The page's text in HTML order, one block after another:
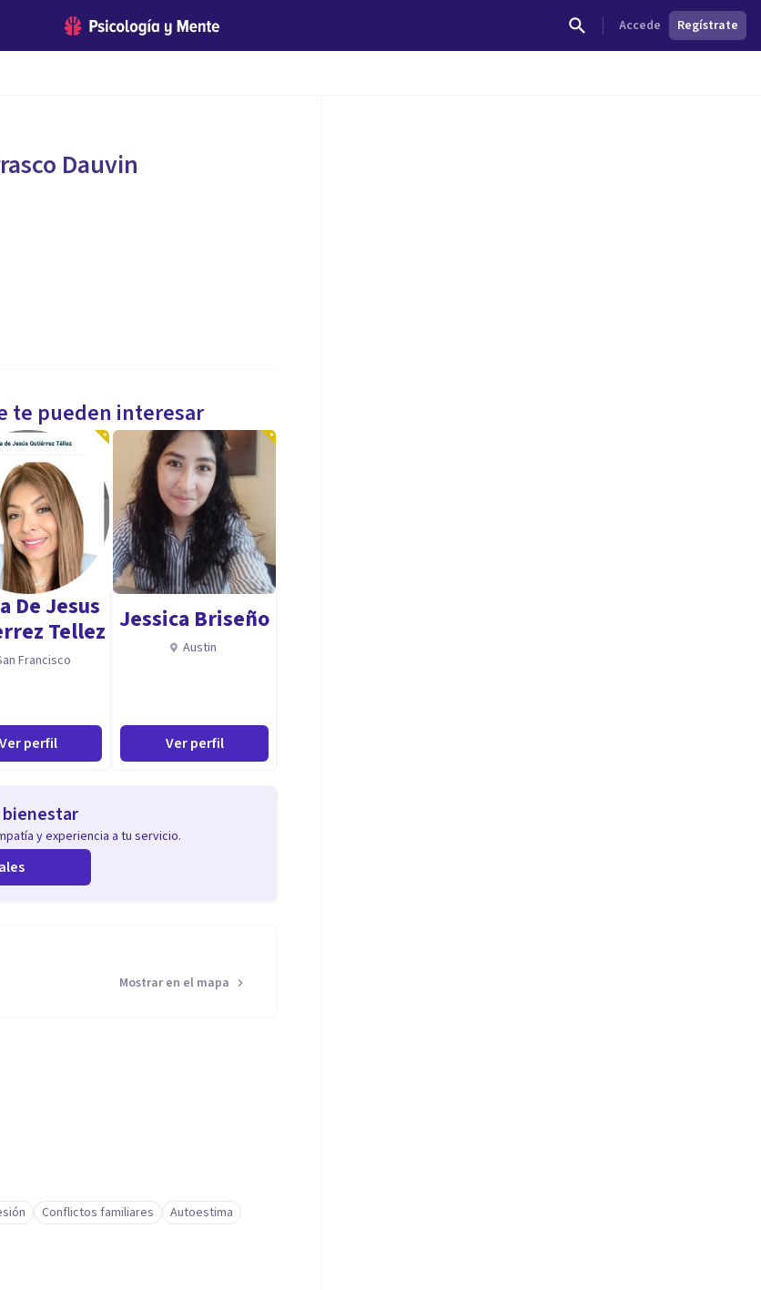
Accede Regístrate
Dauvin
te pueden interesar
De Jesus
Tellez
Francisco
Ver perfil
Jessica Briseño
Austin
Ver perfil
y experiencia a tu servicio.
Mostrar en el mapa
Conflictos familiares
Autoestima